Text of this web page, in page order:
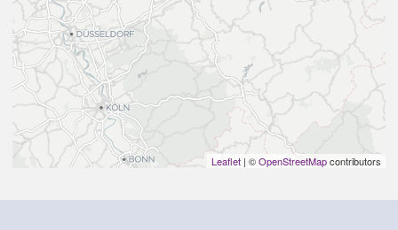
Leaflet | ©OpenStreetMapcontributors